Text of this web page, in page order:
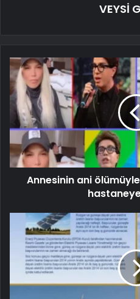
VEYSİ
Annesinin ani ölümüyle
hastaneye